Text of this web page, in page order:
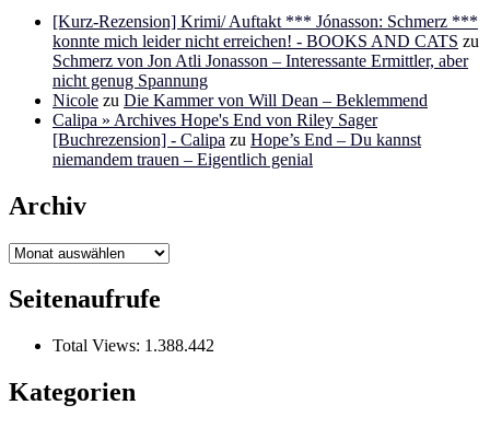
[Kurz-Rezension] Krimi/ Auftakt *** Jónasson: Schmerz ***
konnte mich leider nicht erreichen! - BOOKS AND CATS zu
Schmerz von Jon Atli Jonasson – Interessante Ermittler, aber
nicht genug Spannung
Nicole zu Die Kammer von Will Dean – Beklemmend
Calipa » Archives Hope's End von Riley Sager
[Buchrezension] - Calipa zu Hope’s End – Du kannst
niemandem trauen – Eigentlich genial
Archiv
Archiv
Seitenaufrufe
Total Views: 1.388.442
Kategorien